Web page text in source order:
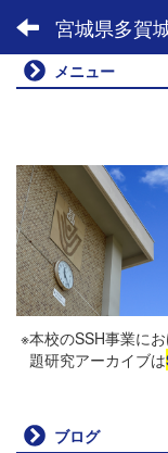
宮城県多賀
メニュー
※本校のSSH事業に
題研究アーカイブは
ブログ